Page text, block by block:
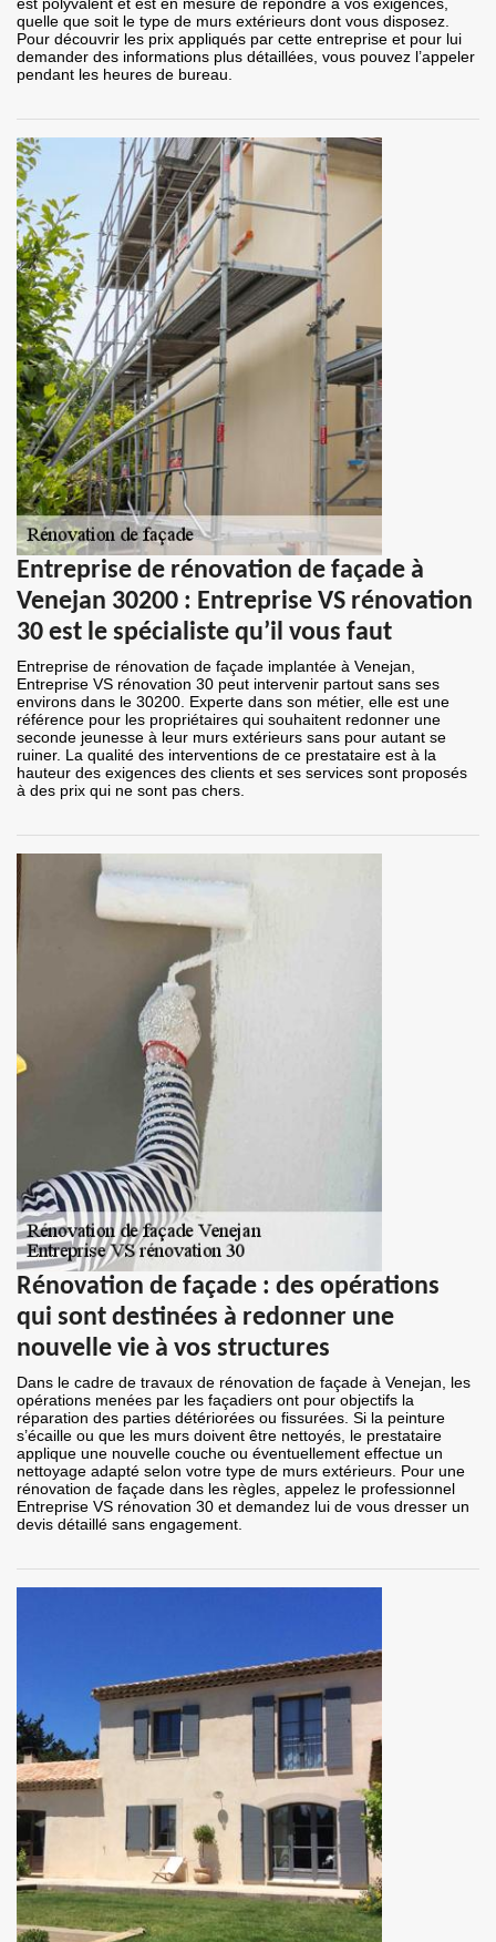
est polyvalent et est en mesure de répondre à vos exigences,
quelle que soit le type de murs extérieurs dont vous disposez.
Pour découvrir les prix appliqués par cette entreprise et pour lui
demander des informations plus détaillées, vous pouvez l’appeler
pendant les heures de bureau.
Entreprise de rénovation de façade à
Venejan 30200 : Entreprise VS rénovation
30 est le spécialiste qu’il vous faut
Entreprise de rénovation de façade implantée à Venejan,
Entreprise VS rénovation 30 peut intervenir partout sans ses
environs dans le 30200. Experte dans son métier, elle est une
référence pour les propriétaires qui souhaitent redonner une
seconde jeunesse à leur murs extérieurs sans pour autant se
ruiner. La qualité des interventions de ce prestataire est à la
hauteur des exigences des clients et ses services sont proposés
à des prix qui ne sont pas chers.
Rénovation de façade : des opérations
qui sont destinées à redonner une
nouvelle vie à vos structures
Dans le cadre de travaux de rénovation de façade à Venejan, les
opérations menées par les façadiers ont pour objectifs la
réparation des parties détériorées ou fissurées. Si la peinture
s’écaille ou que les murs doivent être nettoyés, le prestataire
applique une nouvelle couche ou éventuellement effectue un
nettoyage adapté selon votre type de murs extérieurs. Pour une
rénovation de façade dans les règles, appelez le professionnel
Entreprise VS rénovation 30 et demandez lui de vous dresser un
devis détaillé sans engagement.